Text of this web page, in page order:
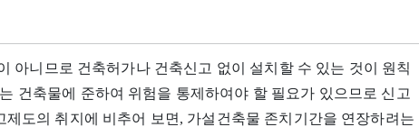
아니므로 건축허가나 건축신고 없이 설치할 수 있는 것이 원칙
건축물에 준하여 위험을 통제하여야 할 필요가 있으므로 신고
도의 취지에 비추어 보면, 가설건축물 존치기간을 연장하려는